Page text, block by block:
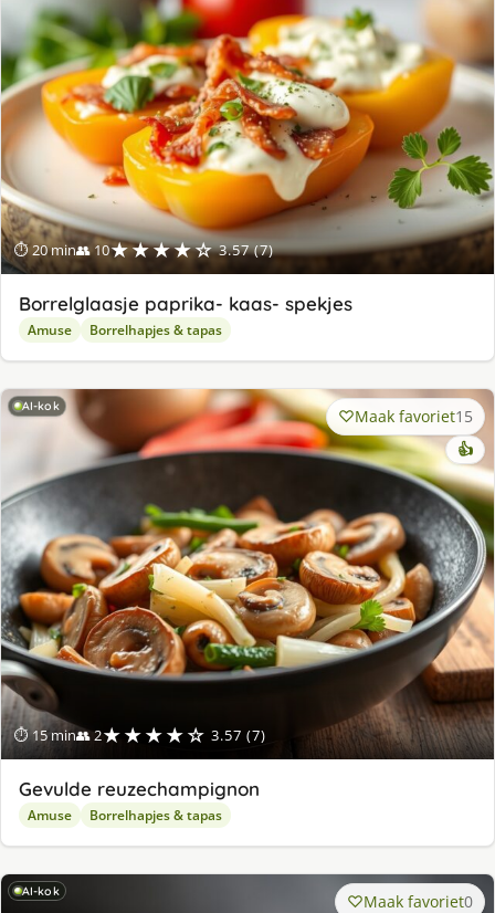
⏱ 20 min👥 10★★★★☆ 3.57 (7)
Borrelglaasje paprika- kaas- spekjes
Amuse Borrelhapjes & tapas
AI-kok
⏱ 15 min👥 2★★★★☆ 3.57 (7)
Maak favoriet15
👍
Gevulde reuzechampignon
Amuse Borrelhapjes & tapas
AI-kok Maak favoriet0